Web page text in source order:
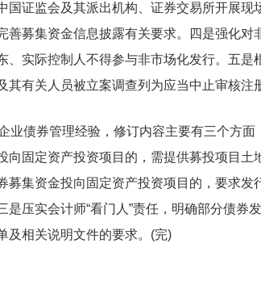
国证监会及其派出机构、证券交易所开展现
善募集资金信息披露有关要求。四是强化对
、实际控制人不得参与非市场化发行。五是
其有关人员被立案调查列为应当中止审核注
业债券管理经验，修订内容主要有三个方面
向固定资产投资项目的，需提供募投项目土
募集资金投向固定资产投资项目的，要求发
是压实会计师“看门人”责任，明确部分债券
及相关说明文件的要求。(完)